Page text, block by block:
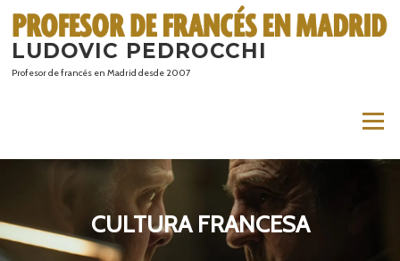
contenido
LUDOVIC PEDROCCHI
Profesor de francés en Madrid desde 2007
Menú
CULTURA FRANCESA